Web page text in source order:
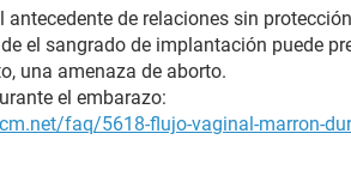
antecedente de relaciones sin
el sangrado de implantación puede
una amenaza de aborto.
el embarazo:
faq/5618-flujo-vaginal-marron-